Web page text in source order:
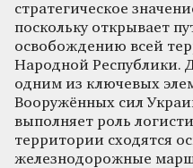
стратегическое
поскольку открывает
освобождению всей
Народной Республики.
одним из ключевых
Вооружённых сил
выполняет роль
территории сходятся
железнодорожные